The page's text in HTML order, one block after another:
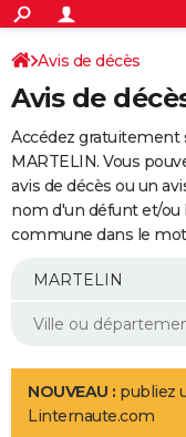
ACTUALITÉS
Politique
Société
Faits Divers
Education
Monde
Villes
+
SPORT
Coupe du monde 2026
Football
Tennis
Cyclisme
Rugby
Forum
Programme TV
TNT
Streaming
Cinéma
Sorties cinéma
Musique
+
FINANCE
Retraite
Epargne
Immobilier
Risques naturels par ville
Banque
Assurance
AUTO
Essais
Réserver un essai
Citadines
Berlines
SUV
Forum auto
+
Mobiles
Meilleur smartphone
Internet
Ordinateurs
Jeux vidéo
Guide high-tech
Aménagement intérieur
LIFESTYLE
Art de vivre
Bien-être
Loisirs
Mode
Modes de vie
Avis de décès
Avis de
Accédez gratuitement
MARTELIN. Vous
avis de décès ou un
nom d'un défunt et/ou
commune dans le
NOUVEAU : publiez
Linternaute.com